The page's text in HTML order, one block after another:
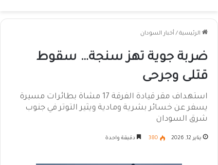
الرئيسية / أخبار السودان
ضربة جوية تهز سنجة… سقوط
قتلى وجرحى
استهداف مقر قيادة الفرقة 17 مشاة بطائرات مسيرة
يسفر عن خسائر بشرية ومادية ويثير التوتر في جنوب
شرق السودان
يناير 12, 2026 380 دقيقة واحدة